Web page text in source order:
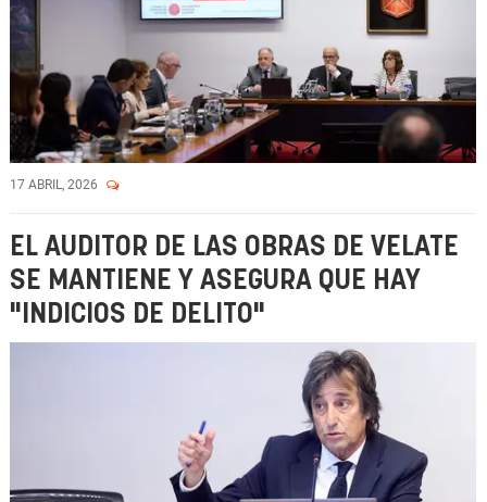
17 ABRIL, 2026
EL AUDITOR DE LAS OBRAS DE VELATE
SE MANTIENE Y ASEGURA QUE HAY
"INDICIOS DE DELITO"